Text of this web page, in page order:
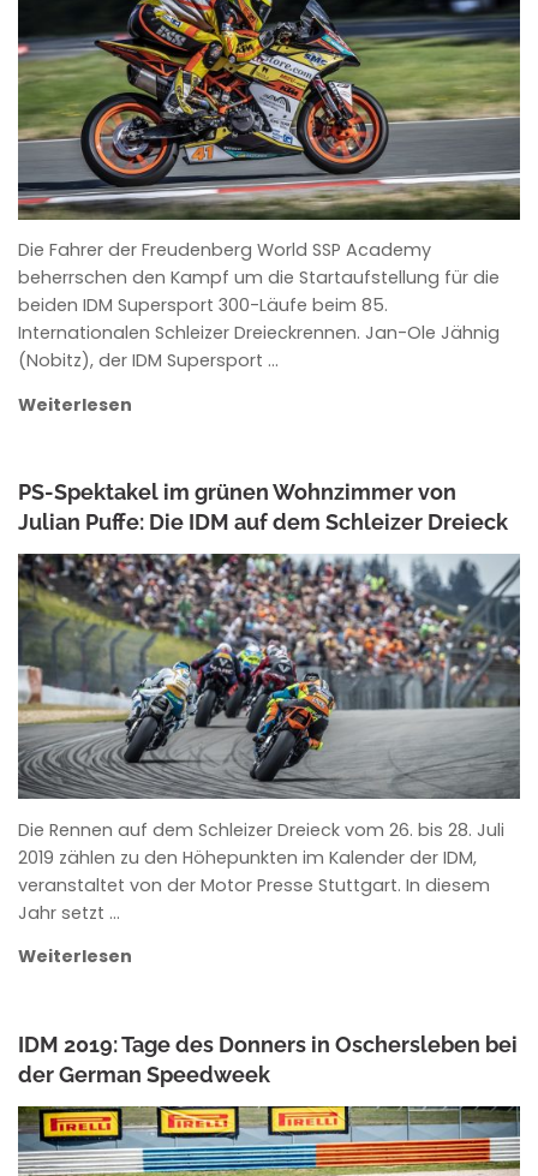
ANKE WIECZOREK
Die Fahrer der Freudenberg World SSP Academy
beherrschen den Kampf um die Startaufstellung für die
beiden IDM Supersport 300-Läufe beim 85.
Internationalen Schleizer Dreieckrennen. Jan-Ole Jähnig
(Nobitz), der IDM Supersport …
Weiterlesen
PS-Spektakel im grünen Wohnzimmer von
Julian Puffe: Die IDM auf dem Schleizer Dreieck
ANKE WIECZOREK
Die Rennen auf dem Schleizer Dreieck vom 26. bis 28. Juli
2019 zählen zu den Höhepunkten im Kalender der IDM,
veranstaltet von der Motor Presse Stuttgart. In diesem
Jahr setzt …
Weiterlesen
IDM 2019: Tage des Donners in Oschersleben bei
der German Speedweek
ANKE WIECZOREK